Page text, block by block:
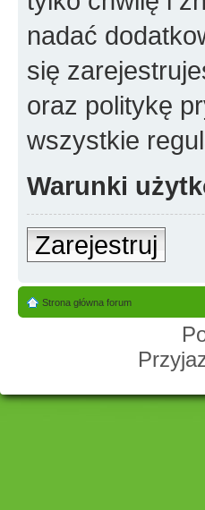
nadać
się
oraz politykę
wszystkie
Warunki
Zarejestruj
Strona główna forum